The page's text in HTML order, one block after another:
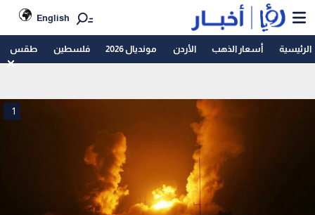
English
الرئيسية أسعار الذهب الأردن مونديال 2026 فلسطين طقس
1